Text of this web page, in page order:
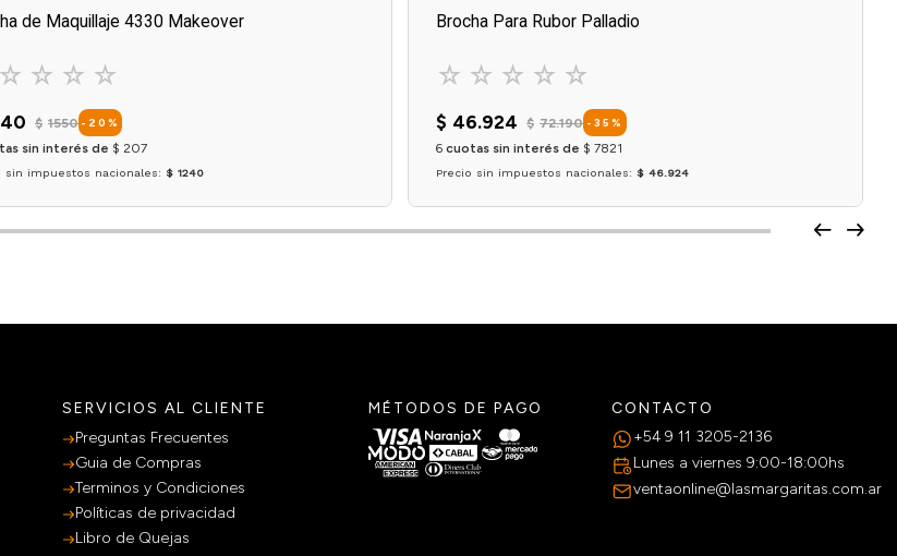
de Maquillaje 4330 Makeover
☆ ☆ ☆ ☆
$ 1550 - 20 %
sin interés de $ 207
sin impuestos nacionales: $ 1240
Brocha Para Rubor Palladio
☆ ☆ ☆ ☆ ☆
$ 46.924 $ 72.190 - 35 %
6 cuotas sin interés de $ 7821
Precio sin impuestos nacionales: $ 46.924
SERVICIOS AL CLIENTE
Preguntas Frecuentes
Guia de Compras
Terminos y Condiciones
Políticas de privacidad
Libro de Quejas
MÉTODOS DE PAGO
CONTACTO
+54 9 11 3205-2136
Lunes a viernes 9:00-18:00hs
ventaonline@lasmargaritas.com.ar